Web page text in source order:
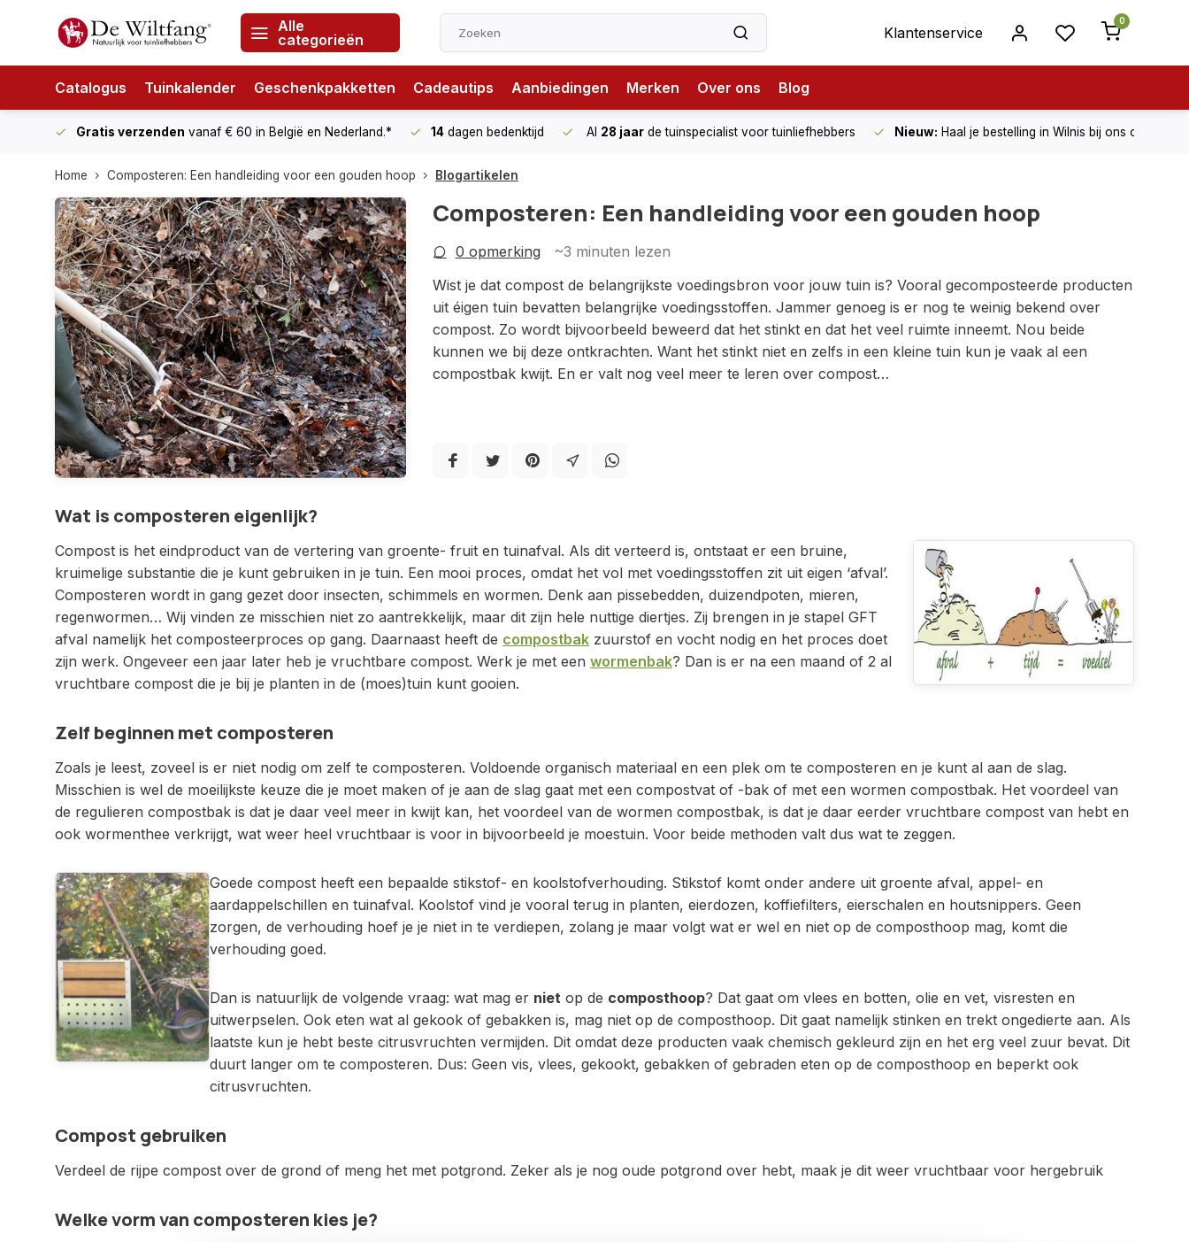
Alle
categorieën
Klantenservice
0
Catalogus Tuinkalender Geschenkpakketten Cadeautips Aanbiedingen Merken Over ons Blog
Gratis verzenden vanaf € 60 in België en Nederland.* 14 dagen bedenktijd Al 28 jaar de tuinspecialist voor tuinliefhebbers Nieuw: Haal je bestelling in Wilnis bij ons op!
Home Composteren: Een handleiding voor een gouden hoop Blogartikelen
Composteren: Een handleiding voor een gouden hoop
0 opmerking ~3 minuten lezen
Wist je dat compost de belangrijkste voedingsbron voor jouw tuin is? Vooral gecomposteerde producten
uit éigen tuin bevatten belangrijke voedingsstoffen. Jammer genoeg is er nog te weinig bekend over
compost. Zo wordt bijvoorbeeld beweerd dat het stinkt en dat het veel ruimte inneemt. Nou beide
kunnen we bij deze ontkrachten. Want het stinkt niet en zelfs in een kleine tuin kun je vaak al een
compostbak kwijt. En er valt nog veel meer te leren over compost…
Wat is composteren eigenlijk?
Compost is het eindproduct van de vertering van groente- fruit en tuinafval. Als dit verteerd is, ontstaat er een bruine,
kruimelige substantie die je kunt gebruiken in je tuin. Een mooi proces, omdat het vol met voedingsstoffen zit uit eigen ‘afval’.
Composteren wordt in gang gezet door insecten, schimmels en wormen. Denk aan pissebedden, duizendpoten, mieren,
regenwormen… Wij vinden ze misschien niet zo aantrekkelijk, maar dit zijn hele nuttige diertjes. Zij brengen in je stapel GFT
afval namelijk het composteerproces op gang. Daarnaast heeft de compostbak zuurstof en vocht nodig en het proces doet
zijn werk. Ongeveer een jaar later heb je vruchtbare compost. Werk je met een wormenbak? Dan is er na een maand of 2 al
vruchtbare compost die je bij je planten in de (moes)tuin kunt gooien.
Zelf beginnen met composteren
Zoals je leest, zoveel is er niet nodig om zelf te composteren. Voldoende organisch materiaal en een plek om te composteren en je kunt al aan de slag.
Misschien is wel de moeilijkste keuze die je moet maken of je aan de slag gaat met een compostvat of -bak of met een wormen compostbak. Het voordeel van
de regulieren compostbak is dat je daar veel meer in kwijt kan, het voordeel van de wormen compostbak, is dat je daar eerder vruchtbare compost van hebt en
ook wormenthee verkrijgt, wat weer heel vruchtbaar is voor in bijvoorbeeld je moestuin. Voor beide methoden valt dus wat te zeggen.
Goede compost heeft een bepaalde stikstof- en koolstofverhouding. Stikstof komt onder andere uit groente afval, appel- en
aardappelschillen en tuinafval. Koolstof vind je vooral terug in planten, eierdozen, koffiefilters, eierschalen en houtsnippers. Geen
zorgen, de verhouding hoef je je niet in te verdiepen, zolang je maar volgt wat er wel en niet op de composthoop mag, komt die
verhouding goed.
Dan is natuurlijk de volgende vraag: wat mag er niet op de composthoop? Dat gaat om vlees en botten, olie en vet, visresten en
uitwerpselen. Ook eten wat al gekook of gebakken is, mag niet op de composthoop. Dit gaat namelijk stinken en trekt ongedierte aan. Als
laatste kun je hebt beste citrusvruchten vermijden. Dit omdat deze producten vaak chemisch gekleurd zijn en het erg veel zuur bevat. Dit
duurt langer om te composteren. Dus: Geen vis, vlees, gekookt, gebakken of gebraden eten op de composthoop en beperkt ook
citrusvruchten.
Compost gebruiken
Verdeel de rijpe compost over de grond of meng het met potgrond. Zeker als je nog oude potgrond over hebt, maak je dit weer vruchtbaar voor hergebruik
Welke vorm van composteren kies je?